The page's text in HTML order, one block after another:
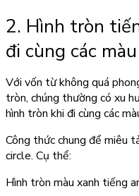
2. Hình tròn
đi cùng các
Với vốn từ không quá
tròn, chúng thường có xu
hình tròn khi đi cùng các
Công thức chung để miêu
circle. Cụ thể:
Hình tròn màu xanh tiếng